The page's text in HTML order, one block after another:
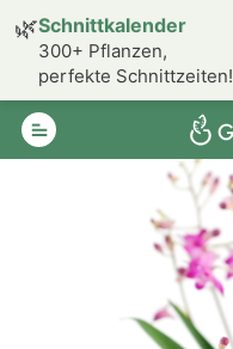
🌿Schnittkalender
300+ Pflanzen,
perfekte Schnittzeiten!